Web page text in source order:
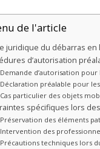
de l'article
juridique du débarras
d’autorisation
Demande d’autorisation pour
Déclaration préalable pour
Cas particulier des objets
spécifiques lors
Préservation des éléments
Intervention des
Précautions techniques lors